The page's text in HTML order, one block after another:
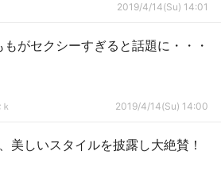
2019/4/14(Su) 14:01
がセクシーすぎると話題に・・・
2019/4/14(Su) 14:00
美しいスタイルを披露し大絶賛！